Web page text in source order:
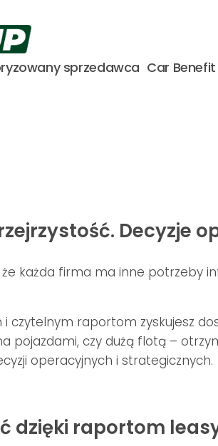
sprzedawca Car Benefit
Decyzje
że każda firma ma inne potrzeby
i czytelnym raportom zyskujesz
pojazdami, czy dużą flotą –
operacyjnych i strategicznych.
dzięki raportom